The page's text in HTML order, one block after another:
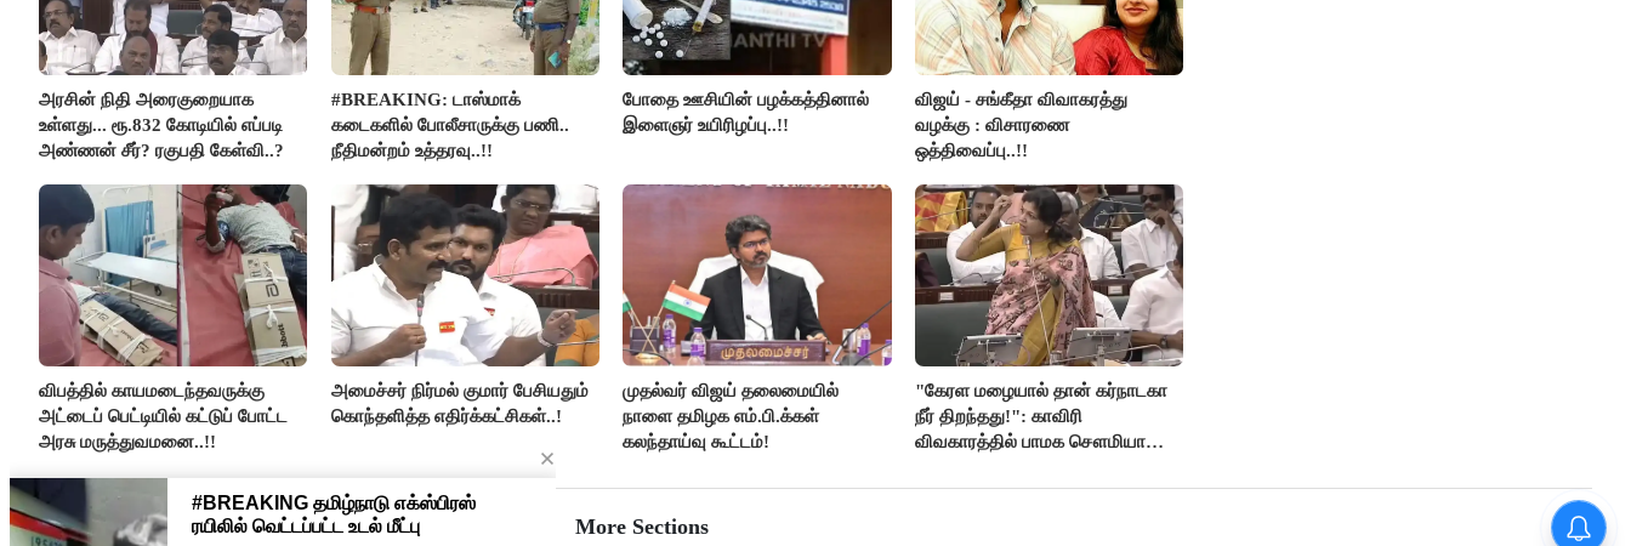
அரசின் நிதி அரைகுறையாக
உள்ளது... ரூ.832 கோடியில் எப்படி
அண்ணன் சீர்? ரகுபதி கேள்வி..?
#BREAKING: டாஸ்மாக்
கடைகளில் போலீசாருக்கு பணி..
நீதிமன்றம் உத்தரவு..!!
போதை ஊசியின் பழக்கத்தினால்
இளைஞர் உயிரிழப்பு..!!
விஜய் - சங்கீதா விவாகரத்து
வழக்கு : விசாரணை
ஒத்திவைப்பு..!!
விபத்தில் காயமடைந்தவருக்கு
அட்டைப் பெட்டியில் கட்டுப் போட்ட
அரசு மருத்துவமனை..!!
அமைச்சர் நிர்மல் குமார் பேசியதும்
கொந்தளித்த எதிர்க்கட்சிகள்..!
முதல்வர் விஜய் தலைமையில்
நாளை தமிழக எம்.பி.க்கள்
கலந்தாய்வு கூட்டம்!
"கேரள மழையால் தான் கர்நாடகா
நீர் திறந்தது!": காவிரி
விவகாரத்தில் பாமக சௌமியா
More Sections